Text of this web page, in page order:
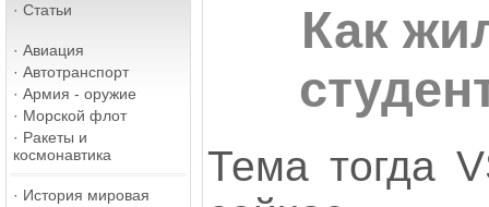
· Статьи
· Авиация
· Автотранспорт
· Армия - оружие
· Морской флот
· Ракеты и
космонавтика
· История мировая
Как
Тема тогда